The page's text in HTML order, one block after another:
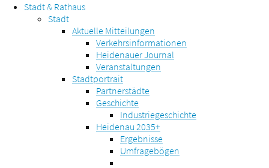
Stadt & Rathaus
Stadt
Aktuelle Mitteilungen
Verkehrsinformationen
Heidenauer Journal
Veranstaltungen
Stadtportrait
Partnerstädte
Geschichte
Industriegeschichte
Heidenau 2035+
Ergebnisse
Umfragebögen